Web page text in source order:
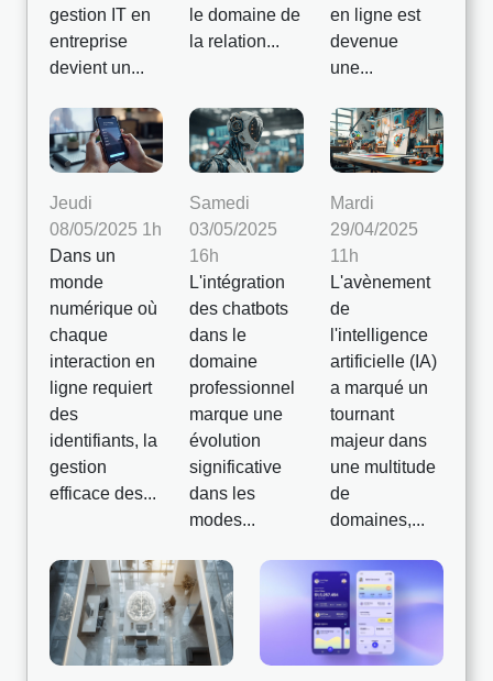
gestion IT en
entreprise
devient un...
le domaine de
la relation...
en ligne est
devenue
une...
Jeudi
08/05/2025 1h
Dans un
monde
numérique où
chaque
interaction en
ligne requiert
des
identifiants, la
gestion
efficace des...
Samedi
03/05/2025
16h
L'intégration
des chatbots
dans le
domaine
professionnel
marque une
évolution
significative
dans les
modes...
Mardi
29/04/2025
11h
L'avènement
de
l'intelligence
artificielle (IA)
a marqué un
tournant
majeur dans
une multitude
de
domaines,...